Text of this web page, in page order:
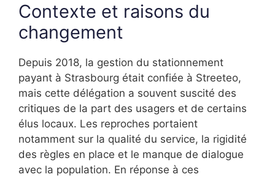
Contexte et raisons du
changement
Depuis 2018, la gestion du stationnement
payant à Strasbourg était confiée à Streeteo,
mais cette délégation a souvent suscité des
critiques de la part des usagers et de certains
élus locaux. Les reproches portaient
notamment sur la qualité du service, la rigidité
des règles en place et le manque de dialogue
avec la population. En réponse à ces